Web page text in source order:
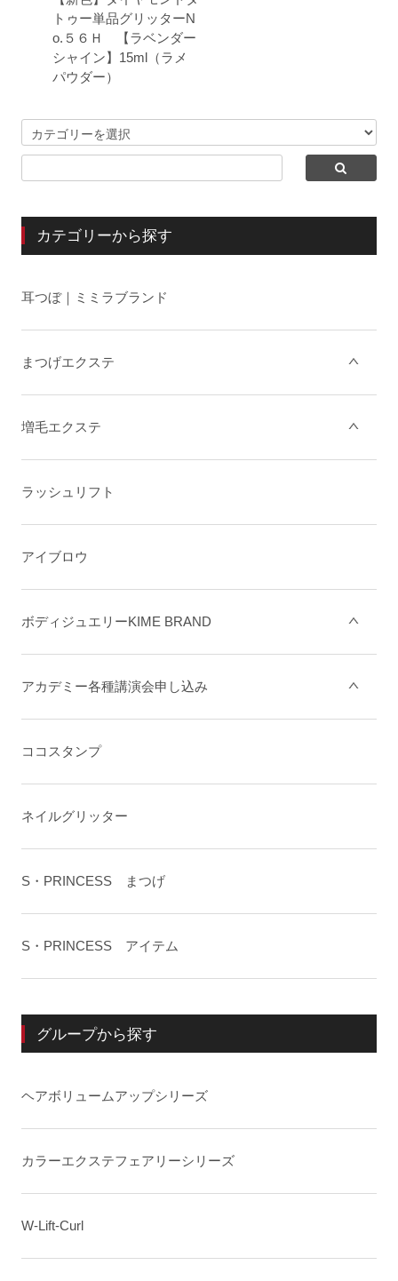
トゥー単品グリッターN
o.５６Ｈ 【ラベンダー
シャイン】15ml（ラメ
パウダー）
カテゴリーから探す
耳つぼ｜ミミラブランド
まつげエクステ
増毛エクステ
ラッシュリフト
アイブロウ
ボディジュエリーKIME BRAND
アカデミー各種講演会申し込み
ココスタンプ
ネイルグリッター
S・PRINCESS まつげ
S・PRINCESS アイテム
グループから探す
ヘアボリュームアップシリーズ
カラーエクステフェアリーシリーズ
W-Lift-Curl